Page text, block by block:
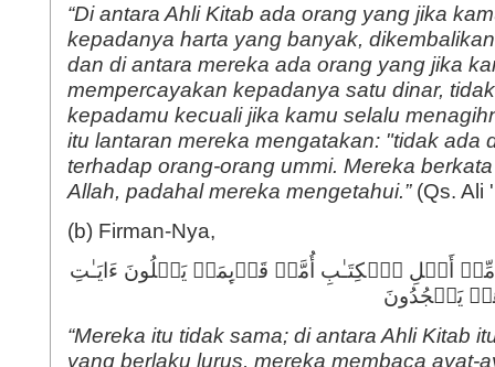
“Di antara Ahli Kitab ada orang yang jika
kepadanya harta yang banyak,
dan di antara mereka ada orang yang jika
mempercayakan kepadanya satu dinar,
kepadamu kecuali jika kamu selalu
itu lantaran mereka mengatakan: "tidak ada
terhadap orang-orang ummi. Mereka
Allah, padahal mereka mengetahui.” (Qs. Ali
(b) Firman-Nya,
ٱلۡكِتَـٰبِ أُمَّةࣱ قَاۤىِٕمَةࣱ یَتۡلُونَ ءَایَـٰتِ
یَسۡجُدُونَ
“Mereka itu tidak sama; di antara Ahli Kitab
yang berlaku lurus, mereka membaca ayat-